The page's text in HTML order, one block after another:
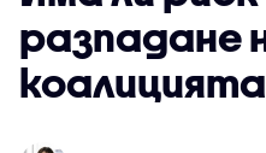
разпадане